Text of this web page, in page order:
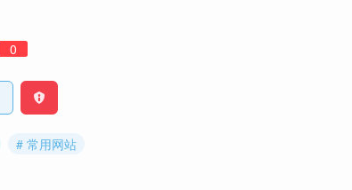
0
# 常用网站